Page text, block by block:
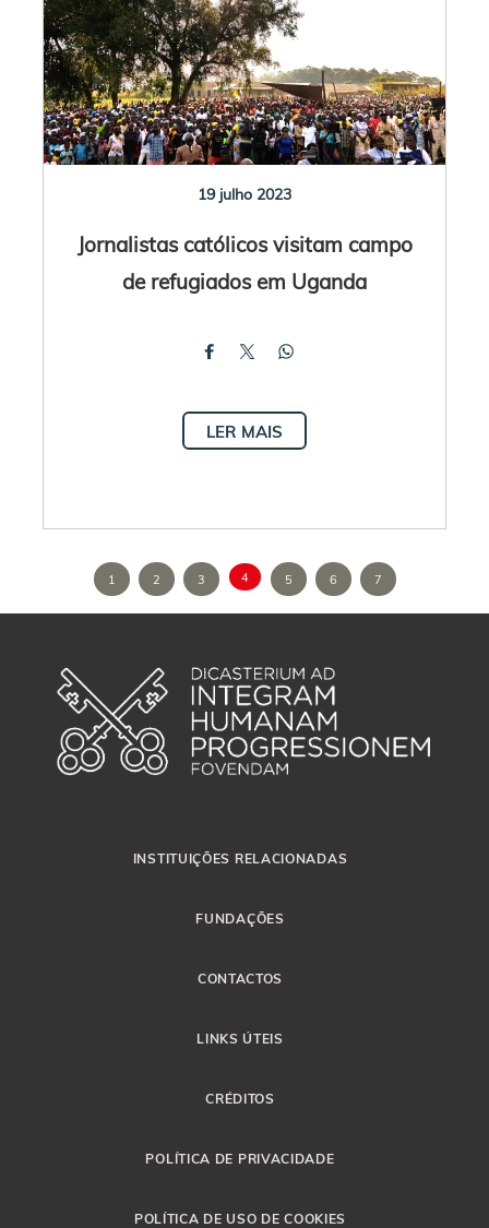
19 julho 2023
Jornalistas católicos visitam campo
de refugiados em Uganda
LER MAIS
1 2 3 4 5 6 7
INSTITUIÇÕES RELACIONADAS
FUNDAÇÕES
CONTACTOS
LINKS ÚTEIS
CRÉDITOS
POLÍTICA DE PRIVACIDADE
POLÍTICA DE USO DE COOKIES